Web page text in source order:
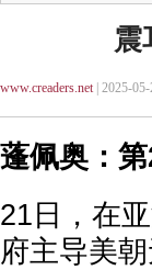
震
www.creaders.net| 2025-05-
蓬佩奥：
21日，在
府主导美